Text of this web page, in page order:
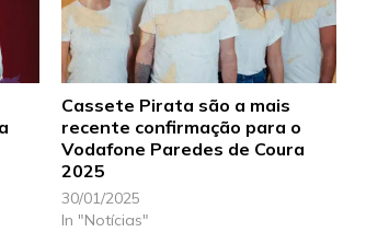
Cassete Pirata são a mais
recente confirmação para o
Vodafone Paredes de Coura
2025
30/01/2025
In "Notícias"